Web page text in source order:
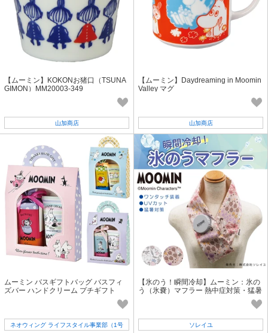
【ムーミン】KOKONお猪口（TSUNA
GIMON）MM20003-349
山加商店
【ムーミン】Daydreaming in Moomin
Valley マグ
山加商店
ムーミン バスギフトバッグ バスフィ
ズバー ハンドクリーム プチギフト
ネオウィング ライフスタイル事業部（1号
【氷のう！瞬間冷却】ムーミン：氷の
う（氷嚢）マフラー 熱中症対策・猛暑
ソレイユ